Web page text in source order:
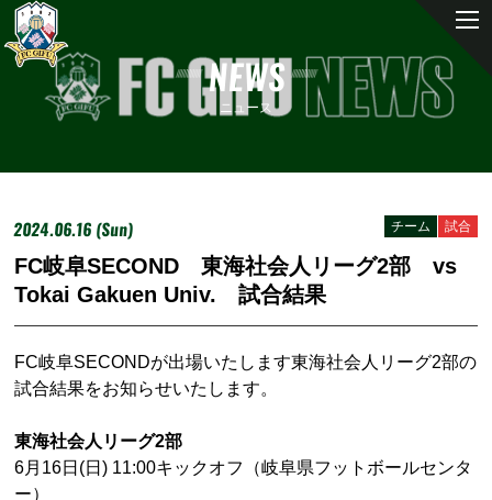
NEWS
ニュース
2024.06.16 (Sun) 試合
チーム
FC岐阜SECOND 東海社会人リーグ2部 vs
Tokai Gakuen Univ. 試合結果
FC岐阜SECONDが出場いたします東海社会人リーグ2部の
試合結果をお知らせいたします。
東海社会人リーグ2部
6月16日(日) 11:00キックオフ（岐阜県フットボールセンタ
ー）